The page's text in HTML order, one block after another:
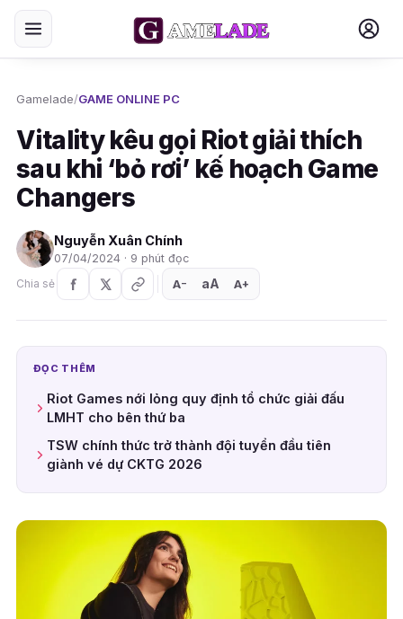
Gamelade/GAME ONLINE PC
Vitality kêu gọi Riot giải thích
sau khi ‘bỏ rơi’ kế hoạch Game
Changers
Nguyễn Xuân Chính
07/04/2024 · 9 phút đọc
Chia sẻ
A− aA A+
ĐỌC THÊM
Riot Games nới lỏng quy định tổ chức giải đấu
LMHT cho bên thứ ba
TSW chính thức trở thành đội tuyển đầu tiên
giành vé dự CKTG 2026